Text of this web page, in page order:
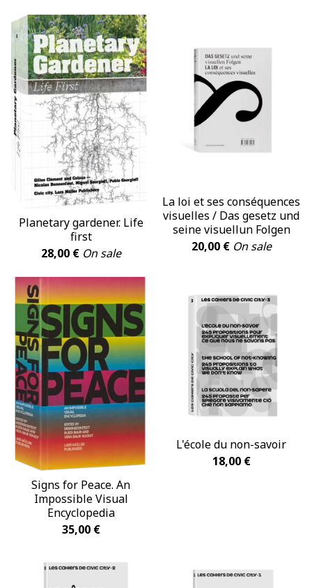
Planetary gardener. Life
first
28,00 € On sale
La loi et ses conséquences
visuelles / Das gesetz und
seine visuellun Folgen
20,00 € On sale
Signs for Peace. An
Impossible Visual
Encyclopedia
35,00 €
L'école du non-savoir
18,00 €